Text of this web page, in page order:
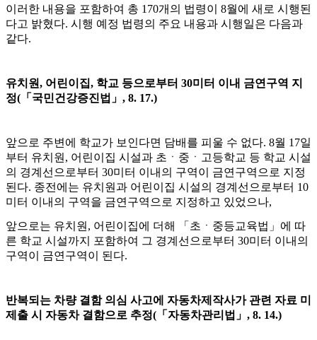
이러한 내용을 포함하여 총 170개의 법령이 8월에 새로 시행된
다고 밝혔다. 시행 예정 법령의 주요 내용과 시행일은 다음과
같다.
유치원, 어린이집, 학교 등으로부터 30미터 이내 금연구역 지
정( 「 국민건강증진법 」 , 8. 17.)
앞으로 주변에 학교가 보인다면 담배를 피울 수 없다. 8월 17일
부터 유치원 , 어린이집 시설과 초 ㆍ 중 ㆍ 고등학교 등 학교 시설
의 경계선으로부터 30미터 이내의 구역이 금연구역으로 지정
된다. 종전에는 유치원과 어린이집 시설의 경계선으로부터 10
미터 이내의 구역을 금연구역으로 지정하고 있었으나,
앞으로는 유치원 , 어린이집에 더해 「 초 ㆍ 중등교육법 」 에 따
른 학교 시설까지 포함하여 그 경계선으로부터 30미터 이내의
구역이 금연구역이 된다.
반복되는 차량 결함 의심 사고에 자동차제작사가 관련 자료 미
제출 시 자동차 결함으로 추정( 「 자동차관리법 」 , 8. 14.)